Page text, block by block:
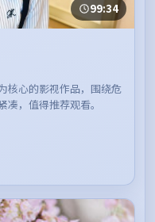
99:34
核心的影视作品，围绕危
，值得推荐观看。